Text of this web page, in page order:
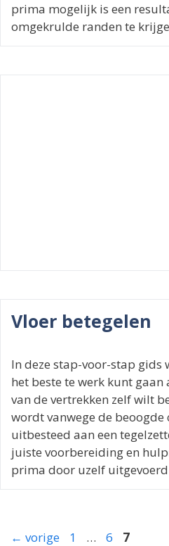
prima mogelijk is een
omgekrulde randen te
Vloer betegelen
In deze stap-voor-stap gids
het beste te werk kunt gaan
van de vertrekken zelf wilt
wordt vanwege de
uitbesteed aan een
juiste voorbereiding en
prima door uzelf
← vorige Pagina
1 … Pagina
6 Pagina
7